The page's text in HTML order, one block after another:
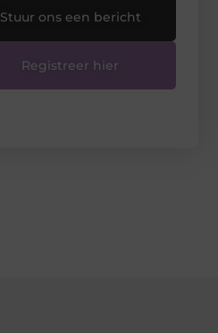
Stuur ons een bericht
Registreer hier